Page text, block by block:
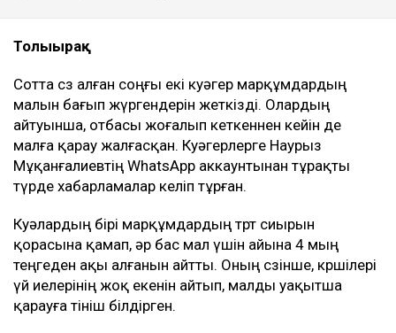
Толығырақ
Сотта сөз алған соңғы екі куәгер марқұмдардың
малын бағып жүргендерін жеткізді. Олардың
айтуынша, отбасы жоғалып кеткеннен кейін де
малға қарау жалғасқан. Куәгерлерге Наурыз
Мұқанғалиевтің WhatsApp аккаунтынан тұрақты
түрде хабарламалар келіп тұрған.
Куәлардың бірі марқұмдардың төрт сиырын
қорасына қамап, әр бас мал үшін айына 4 мың
теңгеден ақы алғанын айтты. Оның сөзінше, көршілері
үй иелерінің жоқ екенін айтып, малды уақытша
қарауға өтініш білдірген.